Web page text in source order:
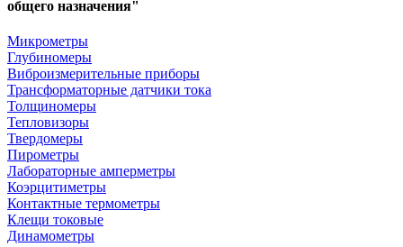
общего назначения"
Микрометры
Глубиномеры
Виброизмерительные приборы
Трансформаторные датчики тока
Толщиномеры
Тепловизоры
Твердомеры
Пирометры
Лабораторные амперметры
Коэрцитиметры
Контактные термометры
Клещи токовые
Динамометры